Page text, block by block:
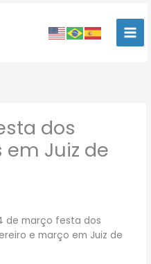
dos
Juiz de
de março festa dos
e março em Juiz de